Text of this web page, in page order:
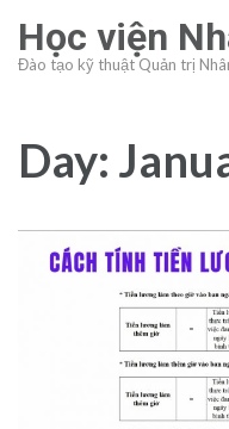
content
Enter)
Học viện
Đào tạo kỹ thuật Quản trị
Day: